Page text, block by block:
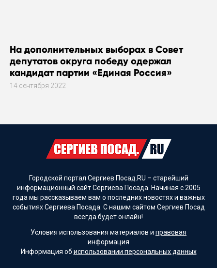
На дополнительных выборах в Совет
депутатов округа победу одержал
кандидат партии «Единая Россия»
14 сентября 2022
Городской портал Сергиев Посад.RU – старейший
информационный сайт Сергиева Посада. Начиная с 2005
года мы рассказываем вам о последних новостях и важных
событиях Сергиева Посада. С нашим сайтом Сергиев Посад
всегда будет онлайн!
Условия использования материалов и правовая
информация
Информация об использовании персональных данных